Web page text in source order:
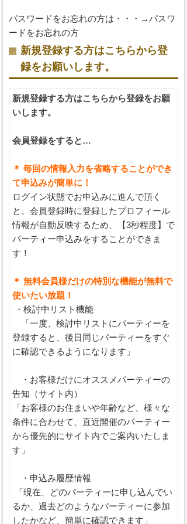
パスワードをお忘れの方は・・・→パスワ
ードをお忘れの方
新規登録する方はこちらから登
録をお願いします。
新規登録する方はこちらから登録をお願
いします。
会員登録をすると…
＊ 毎回の情報入力を省略することができ
て申込みが簡単に！
ログイン状態でお申込みに進んで頂く
と、会員登録時に登録したプロフィール
情報が自動反映するため、【3秒程度】で
パーティー申込みをすることができま
す！
＊ 無料会員様だけの特別な機能が無料で
使いたい放題！
・検討中リスト機能
「一度、検討中リストにパーティーを
登録すると、後日同じパーティーをすぐ
に確認できるようになります」
・お客様だけにオススメパーティーの
告知（サイト内）
「お客様のお住まいや年齢など、様々な
条件に合わせて、直近開催のパーティー
から優先的にサイト内でご案内いたしま
す」
・申込み履歴情報
「現在、どのパーティーに申し込んでい
るか、過去どのようなパーティーに参加
したかなど、簡単に確認できます」